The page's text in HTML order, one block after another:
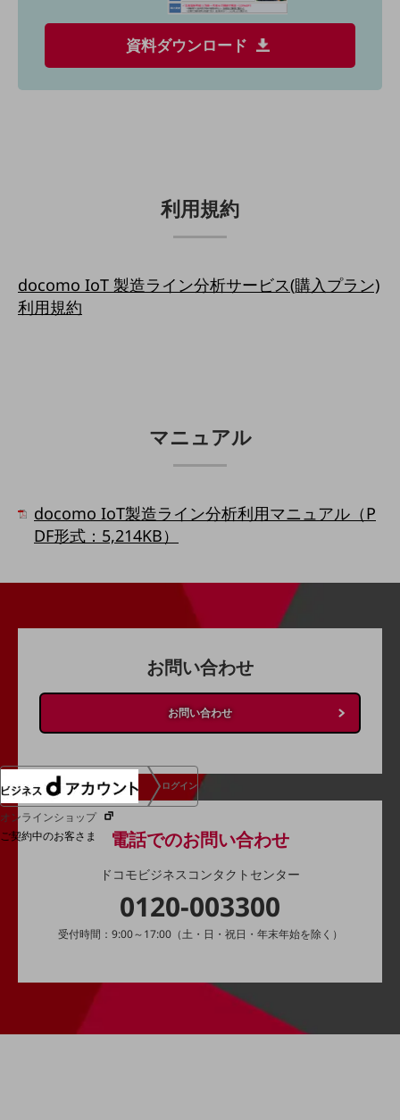
重要なお知らせ
NTTドコモビジネスグループのサステナビリティ
ダイバーシティ
経営情報
基礎的電気通信役務損益明細表
新卒採用
ログイン
オンラインショップ
ご契約中のお客さま
サービス別サポート情報
資料ダウンロード
利用規約
docomo IoT 製造ライン分析サービス(購入プラン)
利用規約
マニュアル
docomo IoT製造ライン分析利用マニュアル（P
DF形式：5,214KB）
お問い合わせ
お問い合わせ
電話でのお問い合わせ
ドコモビジネスコンタクトセンター
0120-003300
受付時間：9:00～17:00（土・日・祝日・年末年始を除く）